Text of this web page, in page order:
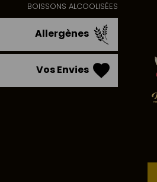
BOISSONS ALCOOLISÉES
Allergènes
Vos Envies